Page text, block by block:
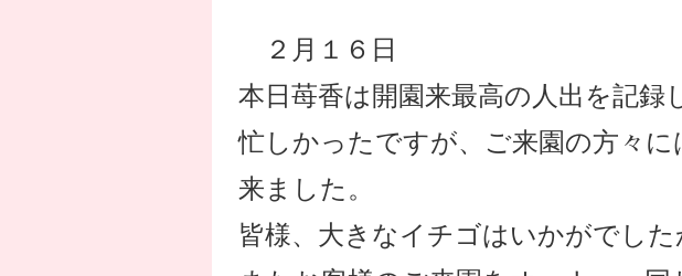
２月１６日
本日苺香は開園来最高の人出を記録
忙しかったですが、ご来園の方々
来ました。
皆様、大きなイチゴはいかがでした